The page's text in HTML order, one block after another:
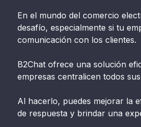
En el mundo del comercio
desafío, especialmente si tu
comunicación con los clientes.
B2Chat ofrece una solución
empresas centralicen todos
Al hacerlo, puedes mejorar la
de respuesta y brindar una